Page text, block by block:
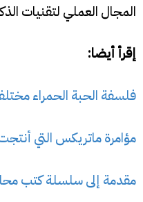
المجال العملي لتقنيات
إقرأ أيضا:
فلسفة الحبة الحمراء
مؤامرة ماتريكس التي
مقدمة إلى سلسلة كتب